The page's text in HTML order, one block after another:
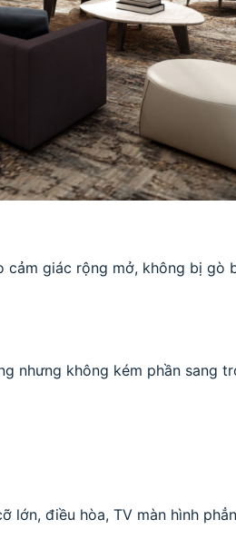
giác rộng mở, không bị gò
nhưng không kém phần sang
điều hòa, TV màn hình